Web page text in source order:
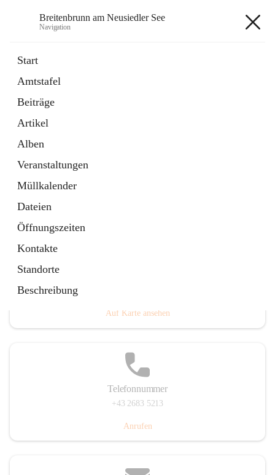
Breitenbrunn am Neusiedler See
Navigation
Start
Amtstafel
Beiträge
Artikel
Alben
Veranstaltungen
Müllkalender
Dateien
Öffnungszeiten
Kontakte
Standorte
Beschreibung
18 Schnellzugriffe
Gemeindeservice
Auf Karte ansehen
Telefonnummer
+43 2683 5213
Anrufen